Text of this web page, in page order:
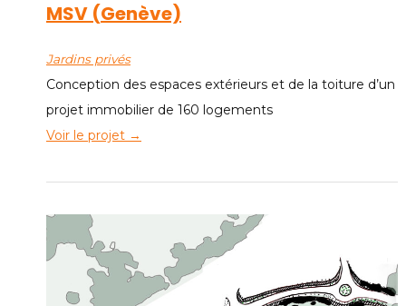
MSV (Genève)
Jardins privés
Conception des espaces extérieurs et de la toiture d’un
projet immobilier de 160 logements
Voir le projet →